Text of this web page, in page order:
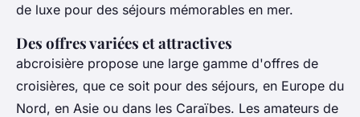
de luxe pour des séjours mémorables en mer.
Des offres variées et attractives
abcroisière propose une large gamme d'offres de
croisières, que ce soit pour des séjours, en Europe du
Nord, en Asie ou dans les Caraïbes. Les amateurs de